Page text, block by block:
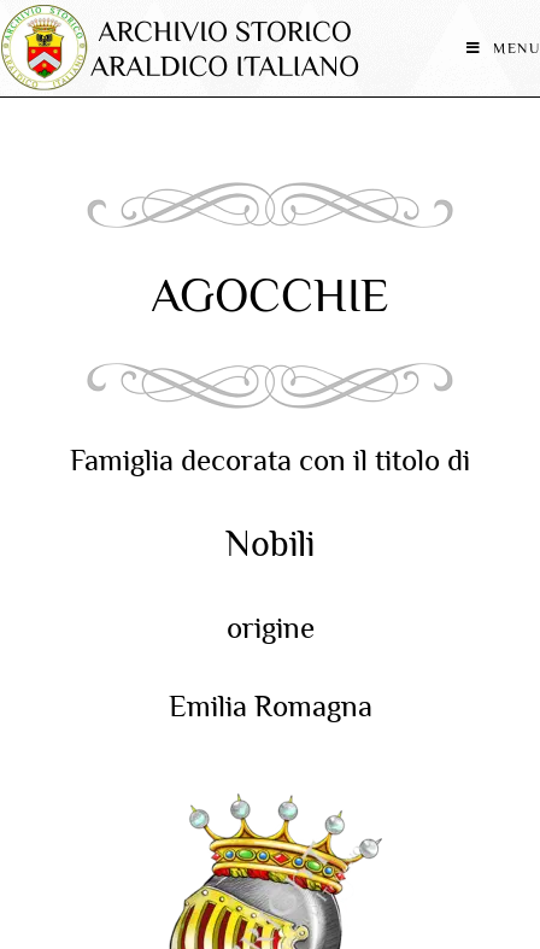
MENU
AGOCCHIE
Famiglia decorata con il titolo di
Nobili
origine
Emilia Romagna